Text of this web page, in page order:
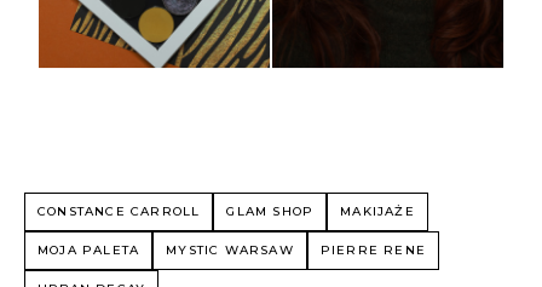
CONSTANCE CARROLL GLAM SHOP MAKIJAŻE
MOJA PALETA MYSTIC WARSAW PIERRE RENE